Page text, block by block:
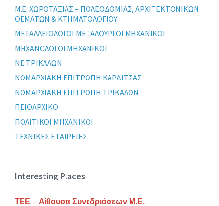
Μ.Ε. ΧΩΡΟΤΑΞΙΑΣ – ΠΟΛΕΟΔΟΜΙΑΣ, ΑΡΧΙΤΕΚΤΟΝΙΚΩΝ
ΘΕΜΑΤΩΝ & ΚΤΗΜΑΤΟΛΟΓΙΟΥ
ΜΕΤΑΛΛΕΙΟΛΟΓΟΙ ΜΕΤΑΛΟΥΡΓΟΙ ΜΗΧΑΝΙΚΟΙ
ΜΗΧΑΝΟΛΟΓΟΙ ΜΗΧΑΝΙΚΟΙ
ΝΕ ΤΡΙΚΑΛΩΝ
ΝΟΜΑΡΧΙΑΚΗ ΕΠΙΤΡΟΠΗ ΚΑΡΔΙΤΣΑΣ
ΝΟΜΑΡΧΙΑΚΗ ΕΠΙΤΡΟΠΗ ΤΡΙΚΑΛΩΝ
ΠΕΙΘΑΡΧΙΚΟ
ΠΟΛΙΤΙΚΟΙ ΜΗΧΑΝΙΚΟΙ
ΤΕΧΝΙΚΕΣ ΕΤΑΙΡΕΙΕΣ
Interesting Places
ΤΕΕ – Αίθουσα Συνεδριάσεων Μ.Ε.